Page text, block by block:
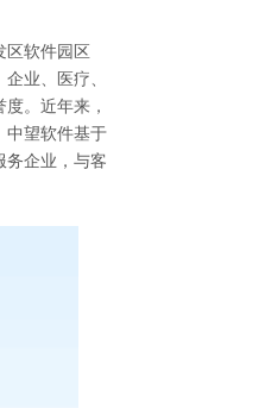
区软件园区
业、医疗、
。近年来，
中望软件基于
务企业，与客